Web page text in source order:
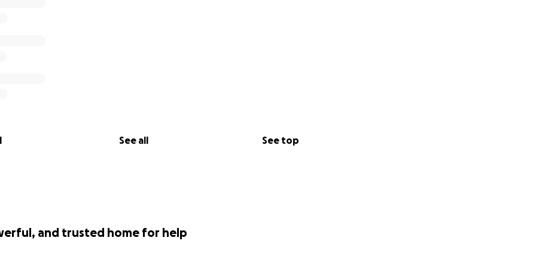
See all See top
and trusted home for help